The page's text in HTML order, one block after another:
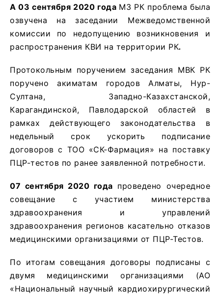
А 03 сентября 2020 года МЗ РК проблема была
озвучена на заседании Межведомственной
комиссии по недопущению возникновения и
распространения КВИ на территории РК.
Протокольным поручением заседания МВК РК
поручено акиматам городов Алматы, Нур-
Султана, Западно-Казахстанской,
Карагандинской, Павлодарской областей в
рамках действующего законодательства в
недельный срок ускорить подписание
договоров с ТОО «СК-Фармация» на поставку
ПЦР-тестов по ранее заявленной потребности.
07 сентября 2020 года проведено очередное
совещание с участием министерства
здравоохранения и управлений
здравоохранения регионов касательно отказов
медицинскими организациями от ПЦР-Тестов.
По итогам совещания договоры подписаны с
двумя медицинскими организациями (АО
«Национальный научный кардиохирургический